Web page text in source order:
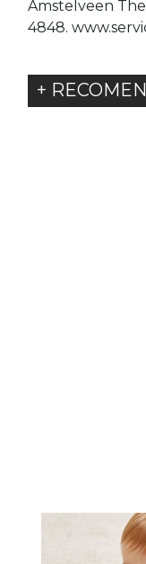
Amstelveen
4848.
+